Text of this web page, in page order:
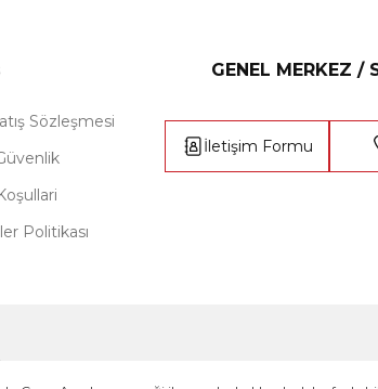
Sözleşmesi
Politikası
GENEL MERKEZ /
İletişim Formu